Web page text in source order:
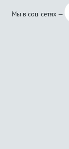
Мы в соц. сетях —